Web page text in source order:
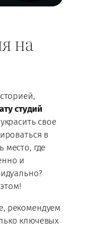
на
студий
свое
в
место, где
и
рекомендуем
ключевых